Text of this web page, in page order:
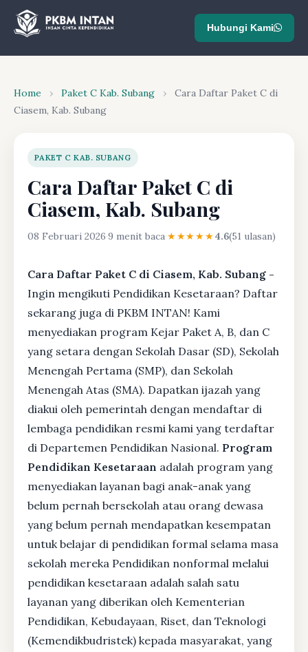
Hubungi Kami
Home › Paket C Kab. Subang ›
Cara Daftar Paket C di
Ciasem, Kab. Subang
PAKET C KAB. SUBANG
Cara Daftar Paket C di
Ciasem, Kab. Subang
08 Februari 2026·9 menit baca·★★★★★4.6(51 ulasan)
Cara Daftar Paket C di Ciasem, Kab. Subang -
Ingin mengikuti Pendidikan Kesetaraan? Daftar
sekarang juga di PKBM INTAN! Kami
menyediakan program Kejar Paket A, B, dan C
yang setara dengan Sekolah Dasar (SD), Sekolah
Menengah Pertama (SMP), dan Sekolah
Menengah Atas (SMA). Dapatkan ijazah yang
diakui oleh pemerintah dengan mendaftar di
lembaga pendidikan resmi kami yang terdaftar
di Departemen Pendidikan Nasional. Program
Pendidikan Kesetaraan adalah program yang
menyediakan layanan bagi anak-anak yang
belum pernah bersekolah atau orang dewasa
yang belum pernah mendapatkan kesempatan
untuk belajar di pendidikan formal selama masa
sekolah mereka Pendidikan nonformal melalui
pendidikan kesetaraan adalah salah satu
layanan yang diberikan oleh Kementerian
Pendidikan, Kebudayaan, Riset, dan Teknologi
(Kemendikbudristek) kepada masyarakat, yang